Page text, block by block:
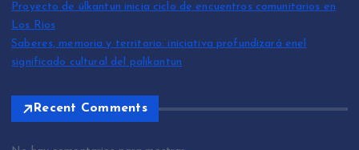
Proyecto de ülkantun inicia ciclo de encuentros comunitarios en
Los Ríos
Saberes, memoria y territorio: iniciativa profundizará enel
significado cultural del palikantun
Recent Comments